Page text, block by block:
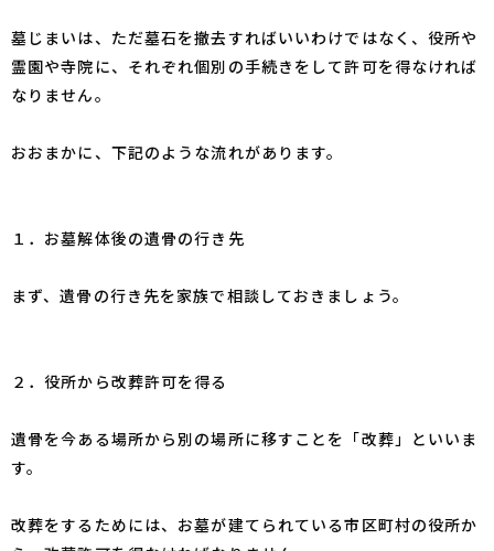
墓じまいは、ただ墓石を撤去すればいいわけではなく、役所や
霊園や寺院に、それぞれ個別の手続きをして許可を得なければ
なりません。
おおまかに、下記のような流れがあります。
１．お墓解体後の遺骨の行き先
まず、遺骨の行き先を家族で相談しておきましょう。
２．役所から改葬許可を得る
遺骨を今ある場所から別の場所に移すことを「改葬 」といいま
す。
改葬をするためには、お墓が建てられている市区町村の役所か